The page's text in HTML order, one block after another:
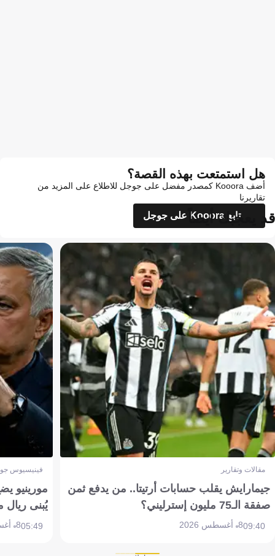
هل استمتعت بهذه القصة؟
أضف Kooora كمصدر مفضل على جوجل للاطلاع على المزيد من
تقاريرنا
تابع Kooora على جوجل
قد يعجبك أيضاً
مقالات وتقارير
جيمارايش يقلب حسابات أرتيتا.. من يدفع ثمن
صفقة الـ75 مليون إسترليني؟
09:408 أغسطس 2026
فينيسيوس
مورينيو
يُبنى ريال
05:498 أغسطس 2026